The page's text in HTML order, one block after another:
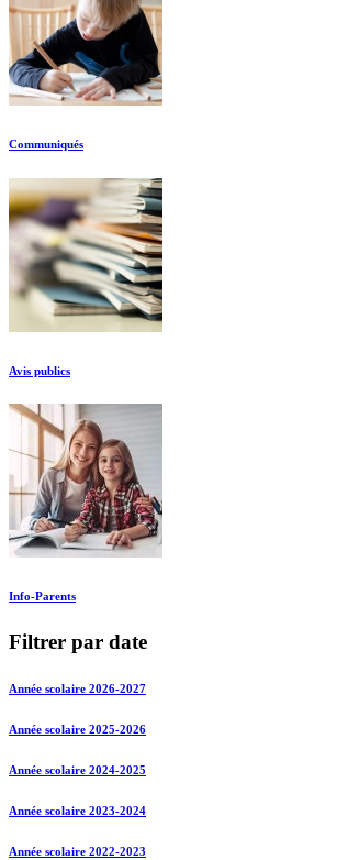
Communiqués
Avis publics
Info-Parents
Filtrer par date
Année scolaire 2026-2027
Année scolaire 2025-2026
Année scolaire 2024-2025
Année scolaire 2023-2024
Année scolaire 2022-2023